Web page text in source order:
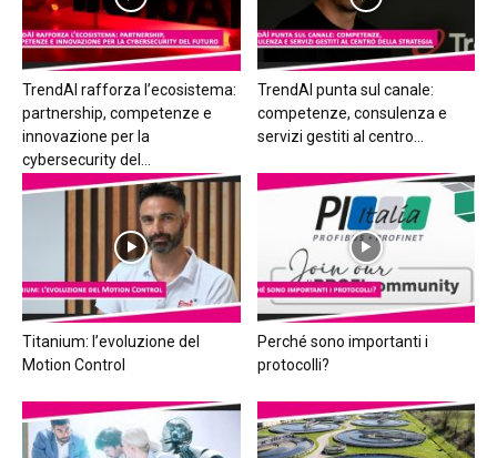
TrendAI rafforza l’ecosistema:
partnership, competenze e
innovazione per la
cybersecurity del...
TrendAI punta sul canale:
competenze, consulenza e
servizi gestiti al centro...
Titanium: l’evoluzione del
Motion Control
Perché sono importanti i
protocolli?